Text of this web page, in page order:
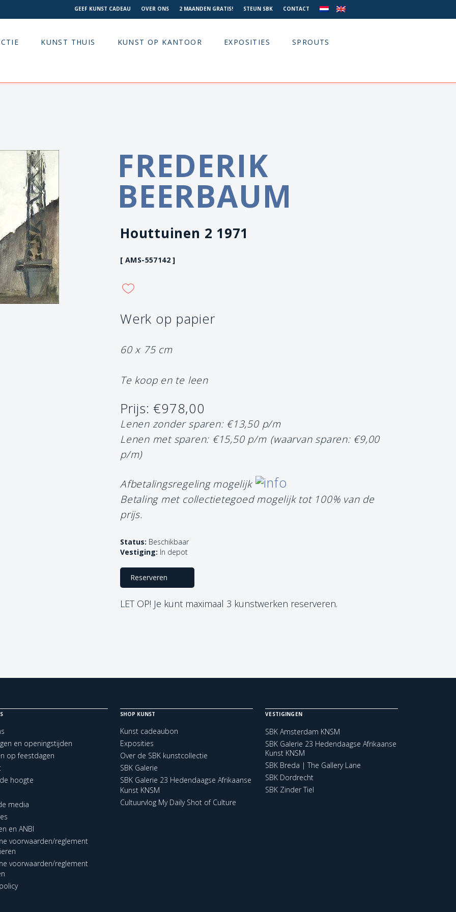
GEEF KUNST CADEAU OVER ONS 2 MAANDEN GRATIS! STEUN SBK CONTACT
KUNST THUIS KUNST OP KANTOOR EXPOSITIES SPROUTS
FREDERIK
BEERBAUM
Houttuinen 2 1971
[ AMS-557142 ]
Werk op papier
60 x 75 cm
Te koop en te leen
Prijs: €978,00
Lenen zonder sparen: €13,50 p/m
Lenen met sparen: €15,50 p/m (waarvan sparen: €9,00
p/m)
Afbetalingsregeling mogelijk
Betaling met collectietegoed mogelijk tot 100% van de
prijs.
Status: Beschikbaar
Vestiging: In depot
Reserveren
LET OP! Je kunt maximaal 3 kunstwerken reserveren.
en openingstijden
op feestdagen
hoogte
media
en ANBI
voorwaarden/reglement
voorwaarden/reglement
SHOP KUNST
Kunst cadeaubon
Exposities
Over de SBK kunstcollectie
SBK Galerie
SBK Galerie 23 Hedendaagse Afrikaanse
Kunst KNSM
Cultuurvlog My Daily Shot of Culture
VESTIGINGEN
SBK Amsterdam KNSM
SBK Galerie 23 Hedendaagse Afrikaanse
Kunst KNSM
SBK Breda | The Gallery Lane
SBK Dordrecht
SBK Zinder Tiel